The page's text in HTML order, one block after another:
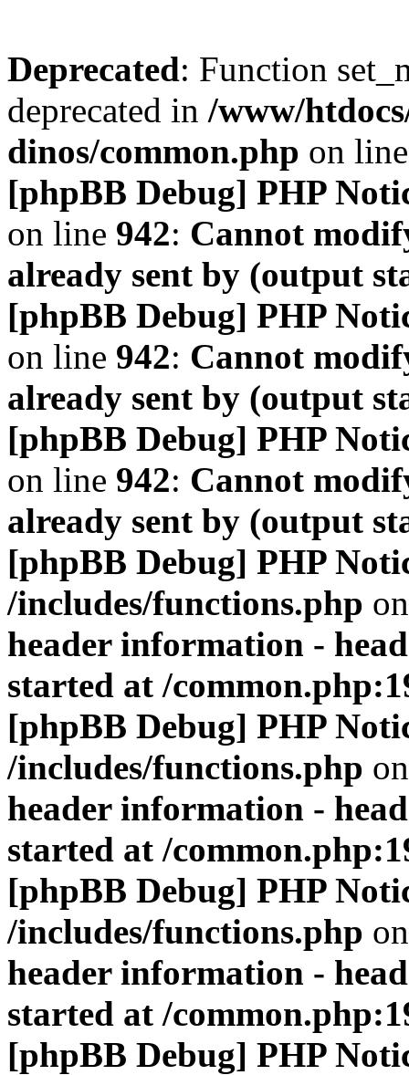
Deprecated: Function
deprecated in /www/
dinos/common.php on
[phpBB Debug] PHP
on line 942: Cannot
already sent by (output
[phpBB Debug] PHP
on line 942: Cannot
already sent by (output
[phpBB Debug] PHP
on line 942: Cannot
already sent by (output
[phpBB Debug] PHP
/includes/functions.php
header information -
started at /
[phpBB Debug] PHP
/includes/functions.php
header information -
started at /
[phpBB Debug] PHP
/includes/functions.php
header information -
started at /
[phpBB Debug] PHP